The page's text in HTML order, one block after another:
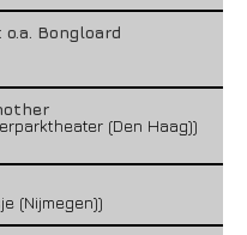
Bongloard
(Den Haag))
(Nijmegen))